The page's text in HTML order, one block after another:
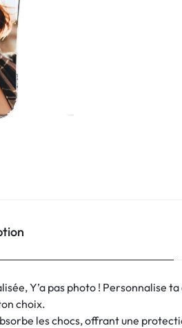
Y’a pas photo ! Personnalise
choix.
les chocs, offrant une